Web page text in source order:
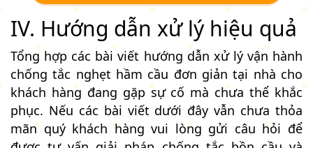
IV. Hướng dẫn xử lý hiệu quả
Tổng hợp các bài viết hướng dẫn xử lý vận hành
chống tắc nghẹt hầm cầu đơn giản tại nhà cho
khách hàng đang gặp sự cố mà chưa thể khắc
phục. Nếu các bài viết dưới đây vẫn chưa thỏa
mãn quý khách hàng vui lòng gửi câu hỏi để